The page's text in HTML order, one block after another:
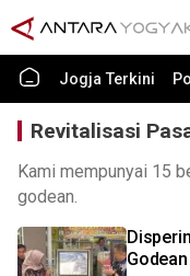
Jogja Terkini
Revitalisasi
Kami mempunyai 15
godean.